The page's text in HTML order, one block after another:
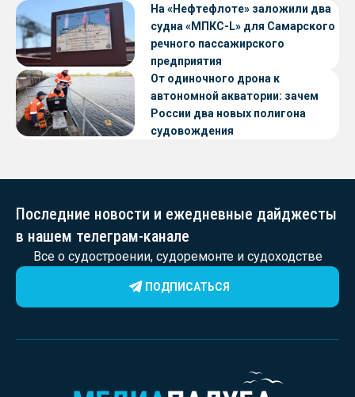
судов с малой осадкой
На «Нефтефлоте» заложили два
судна «МПКС-L» для Самарского
речного пассажирского
предприятия
От одиночного дрона к
автономной акватории: зачем
России два новых полигона
судовождения
Последние новости и ежедневные дайджесты
в нашем телеграм-канале
Все о судостроении, судоремонте и судоходстве
ПОДПИСАТЬСЯ